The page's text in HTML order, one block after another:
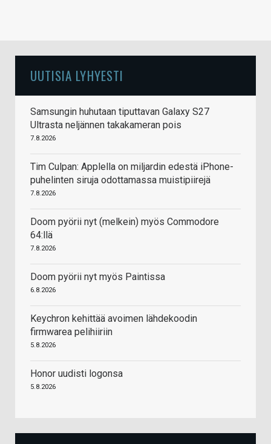
UUTISIA LYHYESTI
Samsungin huhutaan tiputtavan Galaxy S27
Ultrasta neljännen takakameran pois
7.8.2026
Tim Culpan: Applella on miljardin edestä iPhone-
puhelinten siruja odottamassa muistipiirejä
7.8.2026
Doom pyörii nyt (melkein) myös Commodore
64:llä
7.8.2026
Doom pyörii nyt myös Paintissa
6.8.2026
Keychron kehittää avoimen lähdekoodin
firmwarea pelihiiriin
5.8.2026
Honor uudisti logonsa
5.8.2026